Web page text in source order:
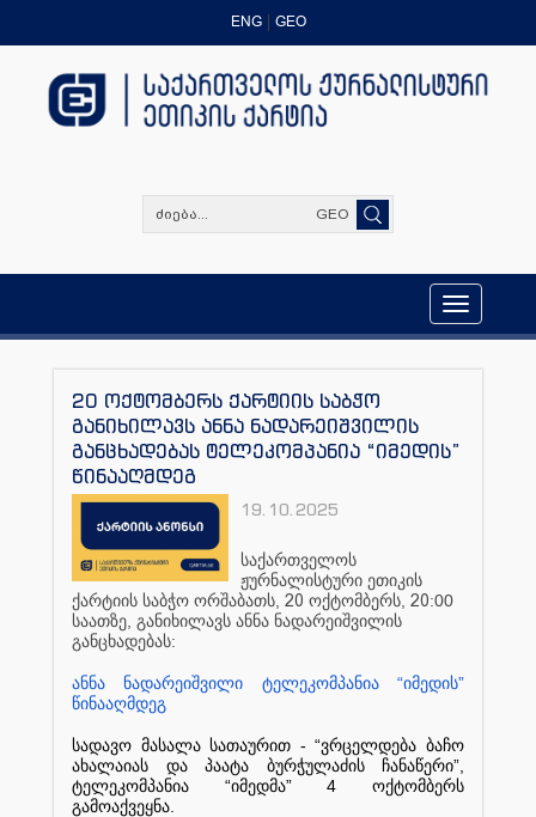
ENG GEO
GEO
Toggle
navigation
20 ოქტომბერს ქარტიის საბჭო
განიხილავს ანნა ნადარეიშვილის
განცხადებას ტელეკომპანია “იმედის”
წინააღმდეგ
19.10.2025
საქართველოს
ჟურნალისტური ეთიკის
ქარტიის საბჭო ორშაბათს 20 ოქტომბერს 20:00
საათზე განიხილავს ანნა ნადარეიშვილის
განცხადებას:
ანნა ნადარეიშვილი ტელეკომპანია “იმედის”
წინააღმდეგ
სადავო მასალა სათაურით - “ვრცელდება ბაჩო
ახალაიას
და პაატა ბურჭულაძის ჩანაწერი”,
ტელეკომპანია “იმედმა” 4
ოქტომბერს
გამოაქვეყნა